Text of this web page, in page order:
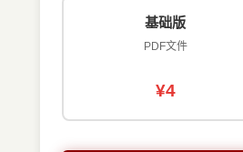
基础版
PDF文件
¥4